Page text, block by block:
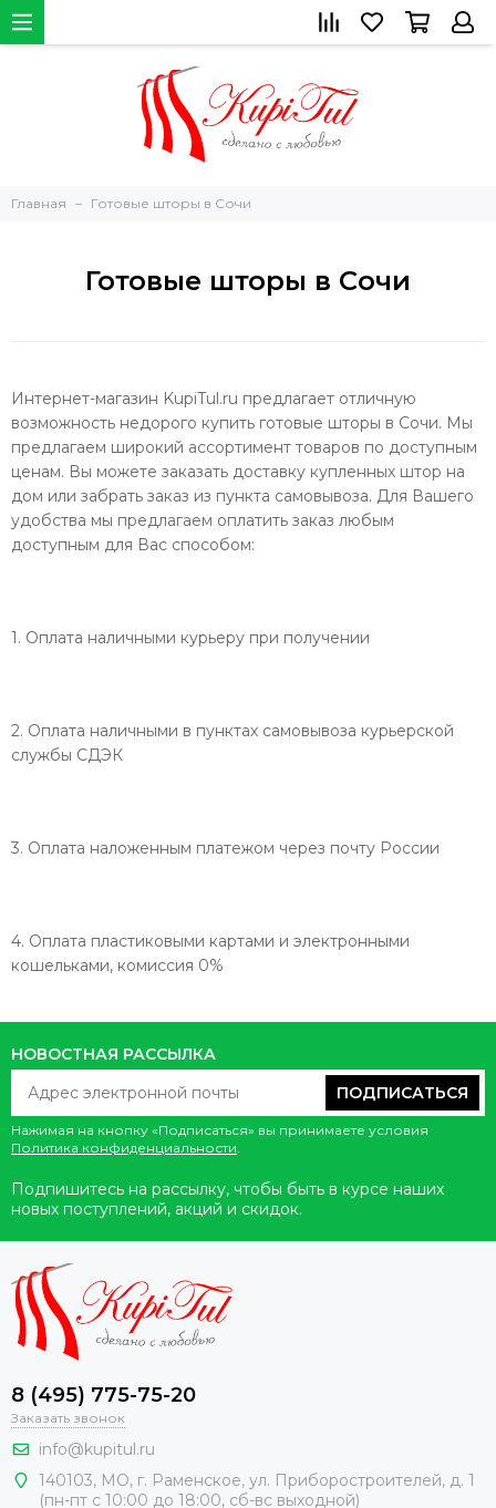
Главная Готовые шторы в Сочи
Готовые шторы в Сочи
Интернет-магазин KupiTul.ru предлагает отличную
возможность недорого купить готовые шторы в Сочи. Мы
предлагаем широкий ассортимент товаров по доступным
ценам. Вы можете заказать доставку купленных штор на
дом или забрать заказ из пункта самовывоза. Для Вашего
удобства мы предлагаем оплатить заказ любым
доступным для Вас способом:
1. Оплата наличными курьеру при получении
2. Оплата наличными в пунктах самовывоза курьерской
службы СДЭК
3. Оплата наложенным платежом через почту России
4. Оплата пластиковыми картами и электронными
кошельками, комиссия 0%
НОВОСТНАЯ РАССЫЛКА
ПОДПИСАТЬСЯ
Нажимая на кнопку «Подписаться» вы принимаете условия
Политика конфиденциальности.
Подпишитесь на рассылку, чтобы быть в курсе наших
новых поступлений, акций и скидок.
8 (495) 775-75-20
Заказать звонок
info@kupitul.ru
140103, МО, г. Раменское, ул. Приборостроителей, д. 1
(пн-пт с 10:00 до 18:00, сб-вс выходной)